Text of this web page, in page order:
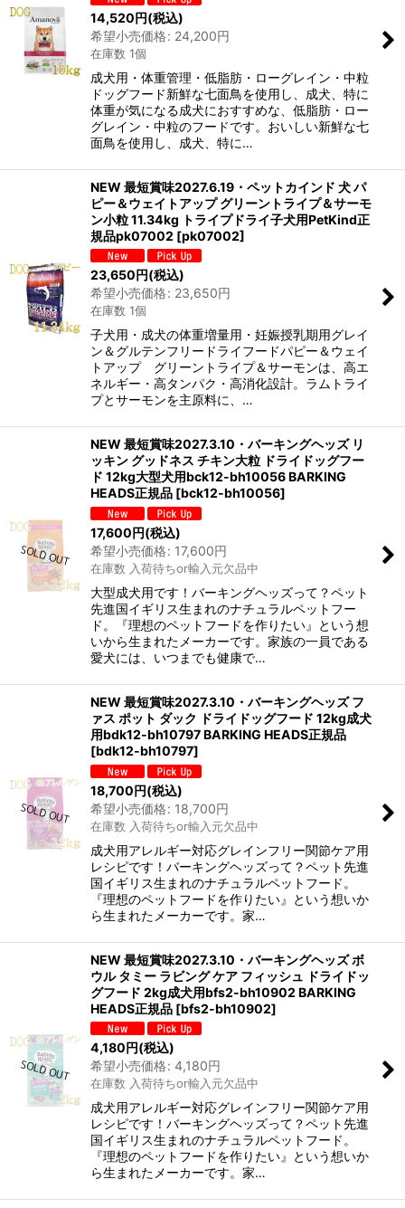
14,520円(税込)
希望小売価格: 24,200円
在庫数 1個
成犬用・体重管理・低脂肪・ローグレイン・中粒
ドッグフード新鮮な七面鳥を使用し、成犬、特に
体重が気になる成犬におすすめな、低脂肪・ロー
グレイン・中粒のフードです。おいしい新鮮な七
面鳥を使用し、成犬、特に…
NEW 最短賞味2027.6.19・ペットカインド 犬 パ
ピー＆ウェイトアップ グリーントライプ＆サーモ
ン小粒 11.34kg トライプドライ子犬用PetKind正
規品pk07002 [pk07002]
23,650円(税込)
希望小売価格: 23,650円
在庫数 1個
子犬用・成犬の体重増量用・妊娠授乳期用グレイ
ン＆グルテンフリードライフードパピー＆ウェイ
トアップ グリーントライプ＆サーモンは、高エ
ネルギー・高タンパク・高消化設計。ラムトライ
プとサーモンを主原料に、…
NEW 最短賞味2027.3.10・バーキングヘッズ リ
ッキン グッドネス チキン大粒 ドライドッグフー
ド 12kg大型犬用bck12-bh10056 BARKING
HEADS正規品 [bck12-bh10056]
17,600円(税込)
希望小売価格: 17,600円
在庫数 入荷待ちor輸入元欠品中
大型成犬用です！バーキングヘッズって？ペット
先進国イギリス生まれのナチュラルペットフー
ド。『理想のペットフードを作りたい』という想
いから生まれたメーカーです。家族の一員である
愛犬には、いつまでも健康で…
NEW 最短賞味2027.3.10・バーキングヘッズ フ
ァス ポット ダック ドライドッグフード 12kg成犬
用bdk12-bh10797 BARKING HEADS正規品
[bdk12-bh10797]
18,700円(税込)
希望小売価格: 18,700円
在庫数 入荷待ちor輸入元欠品中
成犬用アレルギー対応グレインフリー関節ケア用
レシピです！バーキングヘッズって？ペット先進
国イギリス生まれのナチュラルペットフード。
『理想のペットフードを作りたい』という想いか
ら生まれたメーカーです。家…
NEW 最短賞味2027.3.10・バーキングヘッズ ボ
ウル タミー ラビング ケア フィッシュ ドライドッ
グフード 2kg成犬用bfs2-bh10902 BARKING
HEADS正規品 [bfs2-bh10902]
4,180円(税込)
希望小売価格: 4,180円
在庫数 入荷待ちor輸入元欠品中
成犬用アレルギー対応グレインフリー関節ケア用
レシピです！バーキングヘッズって？ペット先進
国イギリス生まれのナチュラルペットフード。
『理想のペットフードを作りたい』という想いか
ら生まれたメーカーです。家…